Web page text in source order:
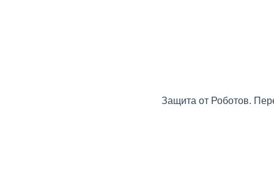
Защита от Роботов.